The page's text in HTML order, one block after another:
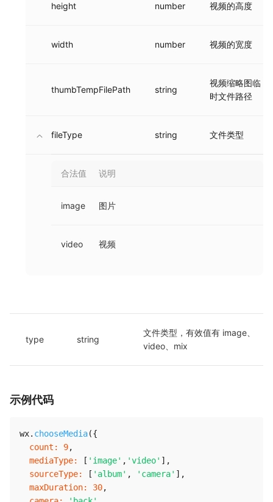
height number 视频的高度
width number 视频的宽度
thumbTempFilePath string
视频缩略图临
时文件路径
fileType string 文件类型
合法值 说明
image 图片
video 视频
type string
文件类型，有效值有 image、
video、mix
示例代码
wx. chooseMedia({
count : 9,
mediaType: [ 'image' , 'video' ] ,
sourceType: [ 'album' , 'camera' ] ,
maxDuration: 30,